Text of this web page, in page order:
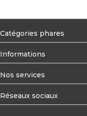
Catégories phares
Informations
Nos services
Réseaux sociaux